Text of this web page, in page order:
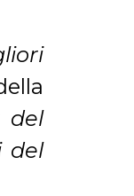
del
del